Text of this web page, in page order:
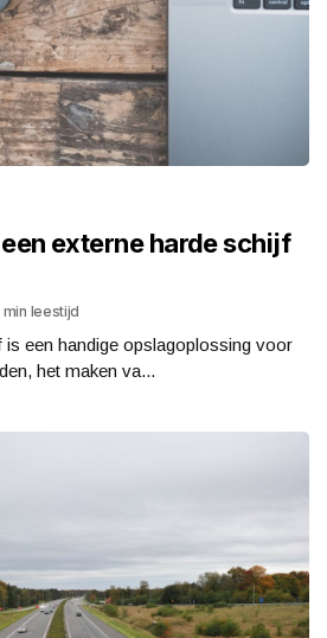
externe harde schijf
min leestijd
is een handige opslagoplossing voor
het maken va...